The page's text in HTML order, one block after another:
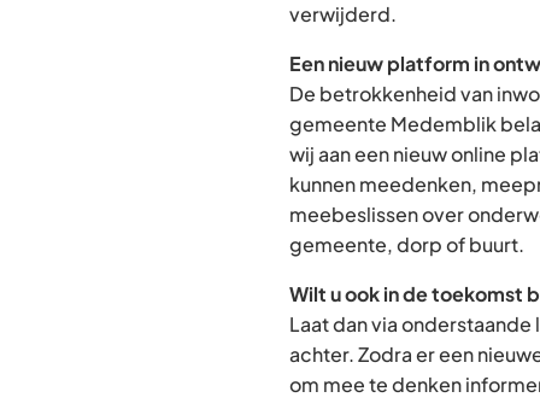
verwijderd.
Een nieuw platform in
De betrokkenheid van
gemeente Medemblik
wij aan een nieuw online
kunnen meedenken,
meebeslissen over
gemeente, dorp of buurt.
Wilt u ook in de toekomst
Laat dan via
achter. Zodra er een
om mee te denken